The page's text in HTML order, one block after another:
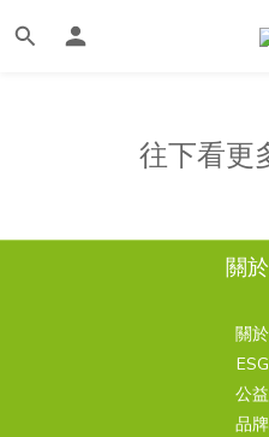
往下看更
關
關
公
品